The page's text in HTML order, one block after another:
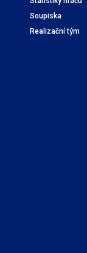
Soupiska
Realizační tým